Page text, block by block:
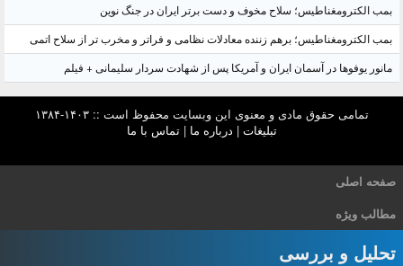
بمب الکترومغناطیس؛ سلاح مخوف و دست برتر ایران در جنگ نوین
بمب الکترومغناطیس؛ برهم زننده معادلات نظامی و فراتر و مخرب تر از سلاح اتمی
مانور یوفوها در آسمان ایران و آمریکا پس از شهادت سردار سلیمانی + فیلم
تمامی حقوق مادی و معنوی این وبسایت محفوظ است :: ۱۴۰۳-۱۳۸۴
تبلیغات | درباره ما |تماس با ما
صفحه اصلی
مطالب ویژه
تحلیل و بررسی